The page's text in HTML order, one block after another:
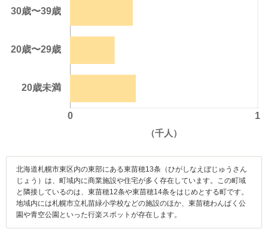
北海道札幌市東区内の東部にある東苗穂13条（ひがしなえぼじゅうさん
じょう）は、町域内に商業施設や住宅が多く存在しています。この町域
と隣接しているのは、東苗穂12条や東苗穂14条をはじめとする町です。
地域内には札幌市立札苗緑小学校などの施設のほか、東苗穂わんぱく公
園や青空公園といった行楽スポットが存在します。